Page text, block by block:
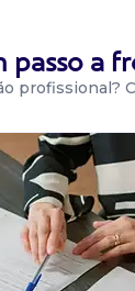
passo a
profissional?